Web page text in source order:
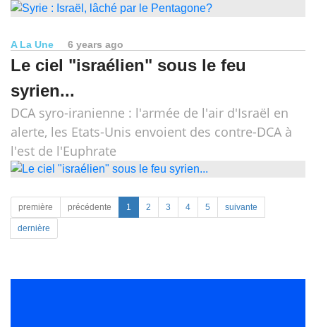
A La Une 6 years ago
Le ciel "israélien" sous le feu
syrien...
DCA syro-iranienne : l'armée de l'air d'Israël en
alerte, les Etats-Unis envoient des contre-DCA à
l'est de l'Euphrate
première précédente 1 2 3 4 5 suivante
dernière